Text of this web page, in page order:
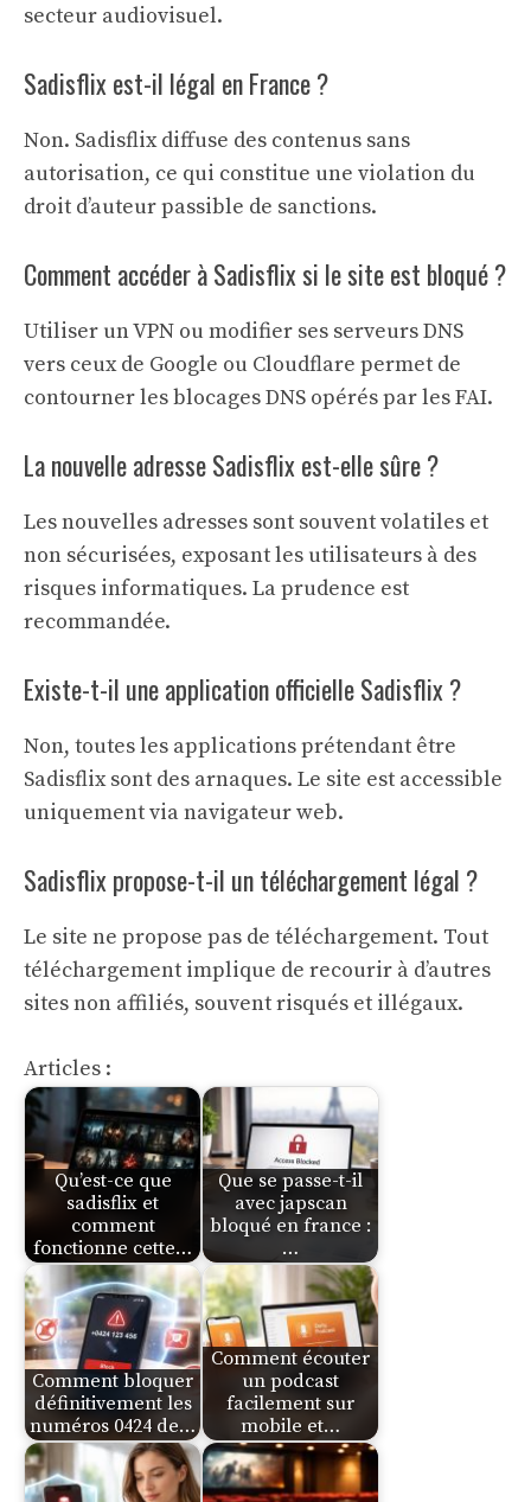
secteur audiovisuel.
Sadisflix est-il légal en France ?
Non. Sadisflix diffuse des contenus sans
autorisation, ce qui constitue une violation du
droit d’auteur passible de sanctions.
Comment accéder à Sadisflix si le site est bloqué ?
Utiliser un VPN ou modifier ses serveurs DNS
vers ceux de Google ou Cloudflare permet de
contourner les blocages DNS opérés par les FAI.
La nouvelle adresse Sadisflix est-elle sûre ?
Les nouvelles adresses sont souvent volatiles et
non sécurisées, exposant les utilisateurs à des
risques informatiques. La prudence est
recommandée.
Existe-t-il une application officielle Sadisflix ?
Non, toutes les applications prétendant être
Sadisflix sont des arnaques. Le site est accessible
uniquement via navigateur web.
Sadisflix propose-t-il un téléchargement légal ?
Le site ne propose pas de téléchargement. Tout
téléchargement implique de recourir à d’autres
sites non affiliés, souvent risqués et illégaux.
Articles :
Qu’est-ce que
sadisflix et
comment
fonctionne cette…
Que se passe-t-il
avec japscan
bloqué en france :
…
Comment bloquer
définitivement les
numéros 0424 de…
Comment écouter
un podcast
facilement sur
mobile et…